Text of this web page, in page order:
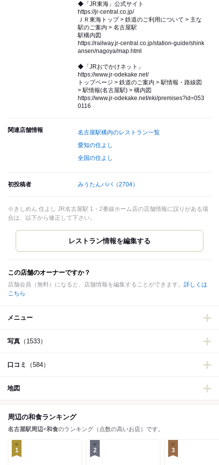
◆「JR東海」公式サイト
https://jr-central.co.jp/
ＪＲ東海トップ > 鉄道のご利用について > 主な
駅のご案内 > 名古屋駅
駅構内図
https://railway.jr-central.co.jp/station-guide/shink
ansen/nagoya/map.html
◆「JRおでかけネット」
https://www.jr-odekake.net/
トップページ > 鉄道のご案内 > 駅情報・路線図
> 駅情報(名古屋駅) > 構内図
https://www.jr-odekake.net/eki/premises?id=053
0116
関連店舗情報
名古屋駅構内のレストラン一覧
愛知の住よし
全国の住よし
初投稿者 みうたんパパ（2704）
※きしめん 住よし JR名古屋駅 1・2番線ホーム店の店舗情報に誤りがある場
合は、以下から修正して下さい。
この店舗のオーナーですか？
店舗会員（無料）になると、店舗情報を編集することができます。 詳しくは
こちら
メニュー
写真 （1533）
口コミ （584）
地図
周辺の和食ランキング
名古屋駅周辺×和食のランキング（点数の高いお店）です。
1 2 3